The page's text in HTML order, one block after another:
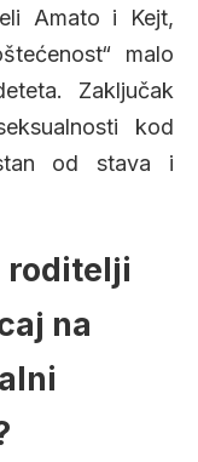
Amato i Kejt,
malo
Zaključak
kod
od stava i
roditelji
na